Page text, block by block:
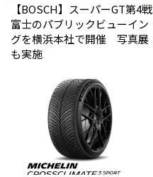
【BOSCH】スーパーGT第4戦
富士のパブリックビューイン
グを横浜本社で開催 写真展
も実施